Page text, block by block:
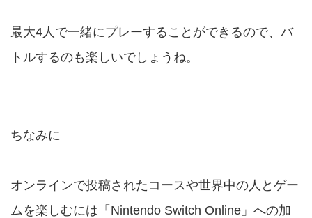
最大4人で一緒にプレーすることができるので、バ
トルするのも楽しいでしょうね。
ちなみに
オンラインで投稿されたコースや世界中の人とゲー
ムを楽しむには「Nintendo Switch Online」への加